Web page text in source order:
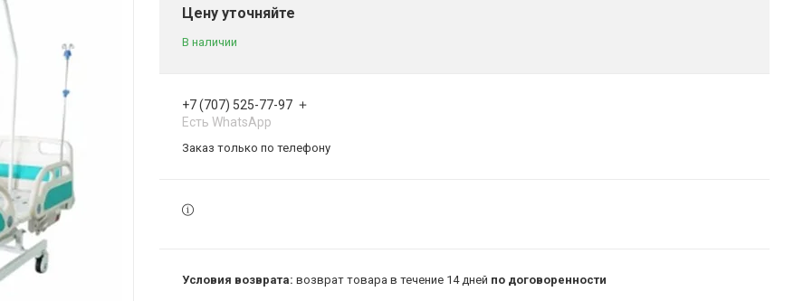
Цену уточняйте
В наличии
+7 (707) 525-77-97
Есть WhatsApp
Заказ только по телефону
возврат товара в течение 14 дней по договоренности